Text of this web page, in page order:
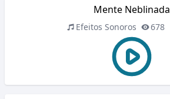
Mente Neblinada
Efeitos Sonoros 678